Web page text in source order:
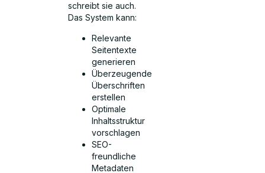
schreibt sie auch.
Das System kann:
Relevante
Seitentexte
generieren
Überzeugende
Überschriften
erstellen
Optimale
Inhaltsstruktur
vorschlagen
SEO-
freundliche
Metadaten